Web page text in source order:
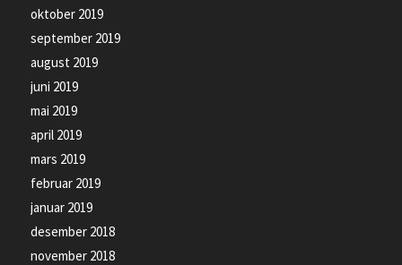
oktober 2019
september 2019
august 2019
juni 2019
mai 2019
april 2019
mars 2019
februar 2019
januar 2019
desember 2018
november 2018